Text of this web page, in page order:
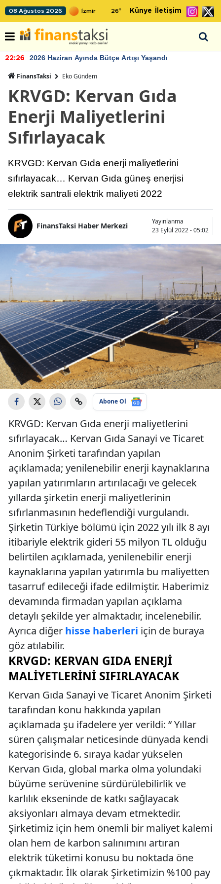
08 Ağustos 2026 26° Künye İletişim
22:26 2026 Haziran Ayında Bütçe Artışı Yaşandı
FinansTaksi Eko Gündem
KRVGD: Kervan Gıda
Enerji Maliyetlerini
Sıfırlayacak
KRVGD: Kervan Gıda enerji maliyetlerini
sıfırlayacak… Kervan Gıda güneş enerjisi
elektrik santrali elektrik maliyeti 2022
FinansTaksi Haber Merkezi
Yayınlanma
23 Eylül 2022 - 05:02
Abone Ol
KRVGD: Kervan Gıda enerji maliyetlerini
sıfırlayacak… Kervan Gıda Sanayi ve Ticaret
Anonim Şirketi tarafından yapılan
açıklamada; yenilenebilir enerji kaynaklarına
yapılan yatırımların artırılacağı ve gelecek
yıllarda şirketin enerji maliyetlerinin
sıfırlanmasının hedeflendiği vurgulandı.
Şirketin Türkiye bölümü için 2022 yılı ilk 8 ayı
itibariyle elektrik gideri 55 milyon TL olduğu
belirtilen açıklamada, yenilenebilir enerji
kaynaklarına yapılan yatırımla bu maliyetten
tasarruf edileceği ifade edilmiştir. Haberimiz
devamında firmadan yapılan açıklama
detaylı şekilde yer almaktadır, incelenebilir.
Ayrıca diğer hisse haberleri için de buraya
göz atılabilir.
KRVGD: KERVAN GIDA ENERJI
MALIYETLERINI SIFIRLAYACAK
Kervan Gıda Sanayi ve Ticaret Anonim Şirketi
tarafından konu hakkında yapılan
açıklamada şu ifadelere yer verildi: “ Yıllar
süren çalışmalar neticesinde dünyada kendi
kategorisinde 6. sıraya kadar yükselen
Kervan Gıda, global marka olma yolundaki
büyüme serüvenine sürdürülebilirlik ve
karlılık ekseninde de katkı sağlayacak
aksiyonları almaya devam etmektedir.
Şirketimiz için hem önemli bir maliyet kalemi
olan hem de karbon salınımını artıran
elektrik tüketimi konusu bu noktada öne
çıkmaktadır. İlk olarak Şirketimizin %100 pay